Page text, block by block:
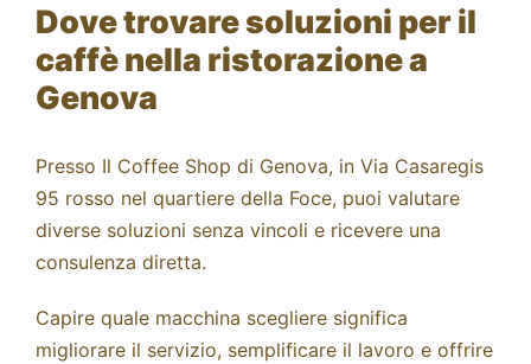
Dove trovare soluzioni per il
caffè nella ristorazione a
Genova
Presso Il Coffee Shop di Genova, in Via Casaregis
95 rosso nel quartiere della Foce, puoi valutare
diverse soluzioni senza vincoli e ricevere una
consulenza diretta.
Capire quale macchina scegliere significa
migliorare il servizio, semplificare il lavoro e offrire